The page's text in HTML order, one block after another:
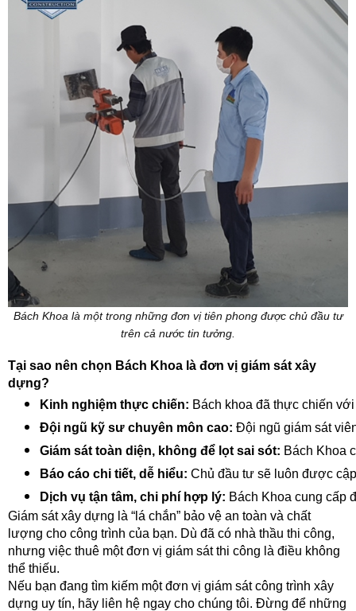
Bách Khoa là một trong những đơn vị tiên phong được chủ đầu tư
trên cả nước tin tưởng.
Tại sao nên chọn Bách Khoa là đơn vị giám sát xây
dựng?
Kinh nghiệm thực chiến: Bách khoa đã thực chiến
Đội ngũ kỹ sư chuyên môn cao: Đội ngũ giám sát
Giám sát toàn diện, không để lọt sai sót: Bách Khoa
Báo cáo chi tiết, dễ hiểu: Chủ đầu tư sẽ luôn được
Dịch vụ tận tâm, chi phí hợp lý: Bách Khoa cung cấp
Giám sát xây dựng là “lá chắn” bảo vệ an toàn và chất
lượng cho công trình của bạn. Dù đã có nhà thầu thi công,
nhưng việc thuê một đơn vị giám sát thi công là điều không
thể thiếu.
Nếu bạn đang tìm kiếm một đơn vị giám sát công trình xây
dựng uy tín, hãy liên hệ ngay cho chúng tôi. Đừng để những